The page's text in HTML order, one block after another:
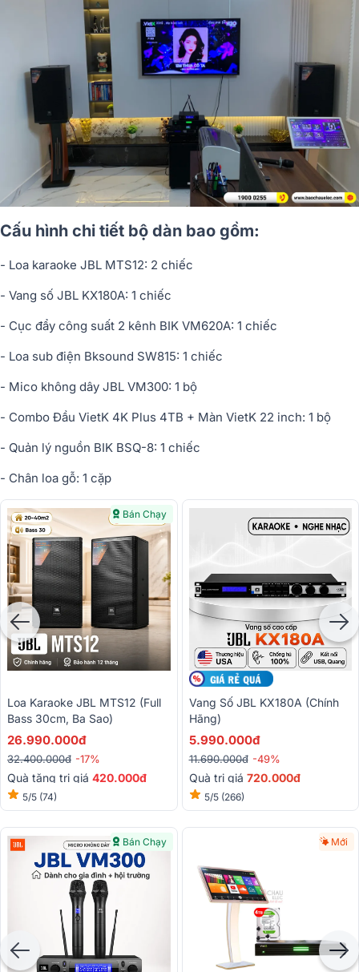
Cấu hình chi tiết bộ dàn bao gồm:
- Loa karaoke JBL MTS12: 2 chiếc
- Vang số JBL KX180A: 1 chiếc
- Cục đẩy công suất 2 kênh BIK VM620A: 1 chiếc
- Loa sub điện Bksound SW815: 1 chiếc
- Mico không dây JBL VM300: 1 bộ
- Combo Đầu VietK 4K Plus 4TB + Màn VietK 22 inch: 1 bộ
- Quản lý nguồn BIK BSQ-8: 1 chiếc
- Chân loa gỗ: 1 cặp
Bán Chạy
Loa Karaoke JBL MTS12 (full
Bass 30cm, Ba Sao)
26.990.000đ
32.400.000đ -17%
Quà tặng trị giá 420.000đ
5/5 (74)
Vang Số JBL KX180A (Chính
Hãng)
5.990.000đ
11.690.000đ -49%
Quà trị giá 720.000đ
5/5 (266)
Bán Chạy Mới